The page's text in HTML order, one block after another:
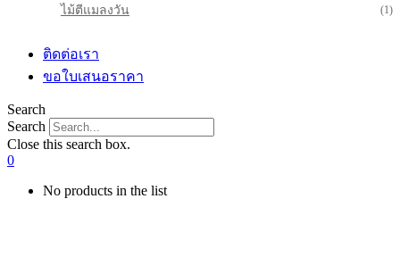
ไม้ตีแมลงวัน (1)
ติดต่อเรา
ขอใบเสนอราคา
Search
Search
Close this search box.
0
No products in the list